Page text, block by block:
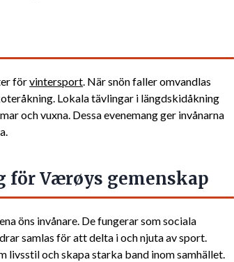
förvintersport. När snön faller omvandlas
Lokala tävlingar i längdskidåkning
och vuxna. Dessa evenemang ger invånarna
för Værøys gemenskap
öns invånare. De fungerar som sociala
samlas för att delta i och njuta av sport.
livsstil och skapa starka band inom samhället.